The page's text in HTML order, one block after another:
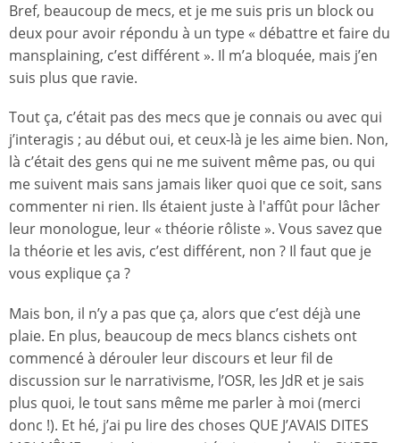
Bref, beaucoup de mecs, et je me suis pris un block ou
deux pour avoir répondu à un type « débattre et faire du
mansplaining, c’est différent ». Il m’a bloquée, mais j’en
suis plus que ravie.
Tout ça, c’était pas des mecs que je connais ou avec qui
j’interagis ; au début oui, et ceux-là je les aime bien. Non,
là c’était des gens qui ne me suivent même pas, ou qui
me suivent mais sans jamais liker quoi que ce soit, sans
commenter ni rien. Ils étaient juste à l'affût pour lâcher
leur monologue, leur « théorie rôliste ». Vous savez que
la théorie et les avis, c’est différent, non ? Il faut que je
vous explique ça ?
Mais bon, il n’y a pas que ça, alors que c’est déjà une
plaie. En plus, beaucoup de mecs blancs cishets ont
commencé à dérouler leur discours et leur fil de
discussion sur le narrativisme, l’OSR, les JdR et je sais
plus quoi, le tout sans même me parler à moi (merci
donc !). Et hé, j’ai pu lire des choses QUE J’AVAIS DITES